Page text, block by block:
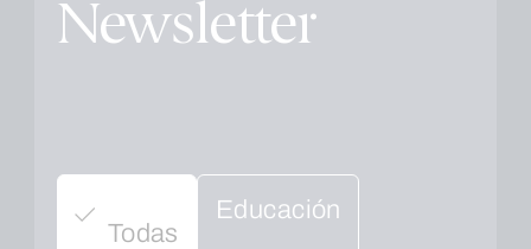
Newsletter
Todas
Educación